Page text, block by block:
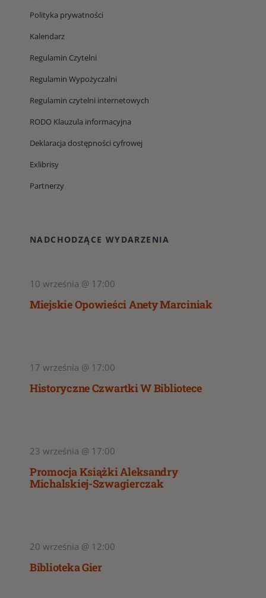
Polityka prywatności
Kalendarz
Regulamin Czytelni
Regulamin Wypożyczalni
Regulamin czytelni internetowych
RODO Klauzula informacyjna
Deklaracja dostępności cyfrowej
Exlibrisy
Partnerzy
NADCHODZĄCE WYDARZENIA
10 września @ 17:00
Miejskie Opowieści Anety Marciniak
17 września @ 17:00
Historyczne Czwartki W Bibliotece
23 września @ 17:00
Promocja Książki Aleksandry
Michalskiej-Szwagierczak
20 września @ 12:00
Biblioteka Gier